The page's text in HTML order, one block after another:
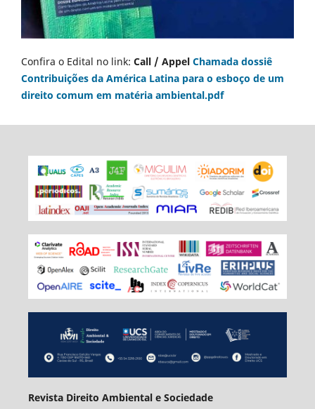
Confira o Edital no link: Call / Appel Chamada dossiê
Contribuições da América Latina para o esboço de um
direito comum em matéria ambiental.pdf
Revista Direito Ambiental e Sociedade